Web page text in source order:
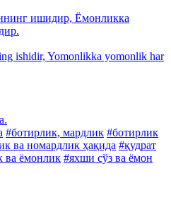
ишидир, Ёмонликка
ishidir, Yomonlikka yomonlik har
#ботирлик, мардлик #ботирлик
ва номардлик ҳақида #қудрат
ва ёмонлик #яхши сўз ва ёмон